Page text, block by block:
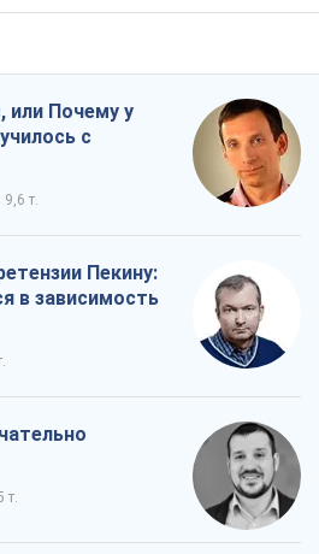
или Почему у
с
9,6 т.
Пекину:
в зависимость
т.